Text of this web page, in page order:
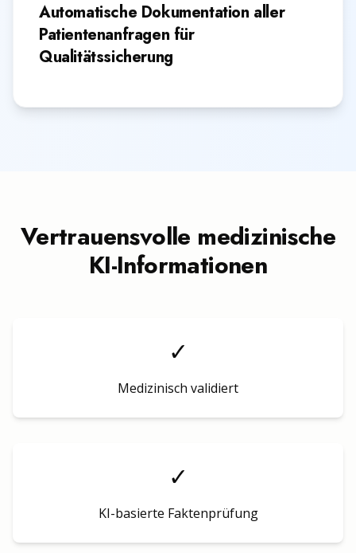
Automatische Dokumentation aller
Patientenanfragen für
Qualitätssicherung
Vertrauensvolle medizinische
KI-Informationen
✓
Medizinisch validiert
✓
KI-basierte Faktenprüfung